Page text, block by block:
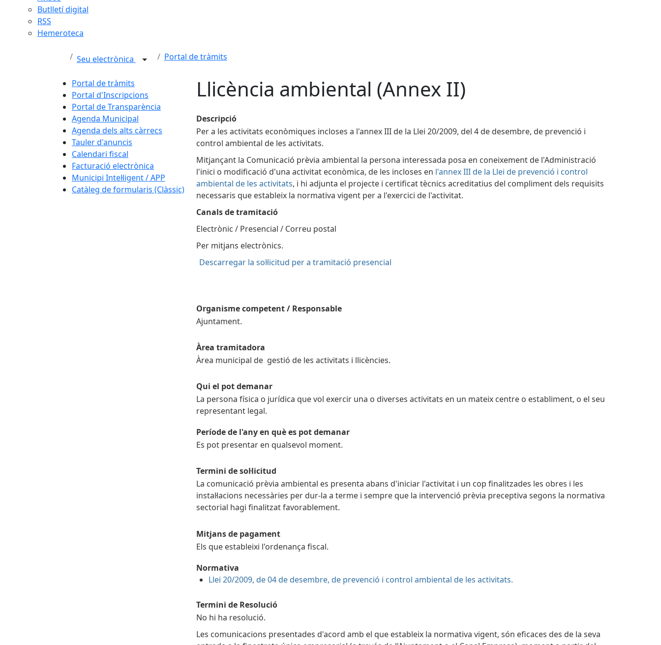
Butlletí digital
RSS
Hemeroteca
Seu electrònica Portal de tràmits
Portal de tràmits
Portal d'Inscripcions
Portal de Transparència
Agenda Municipal
Agenda dels alts càrrecs
Tauler d'anuncis
Calendari fiscal
Facturació electrònica
Municipi Intel·ligent / APP
Catàleg de formularis (Clàssic)
Llicència ambiental (Annex II)
Descripció
Per a les activitats econòmiques incloses a l'annex III de la Llei 20/2009, del 4 de desembre, de prevenció i
control ambiental de les activitats.
Mitjançant la Comunicació prèvia ambiental la persona interessada posa en coneixement de l'Administració
l'inici o modificació d'una activitat econòmica, de les incloses en l'annex III de la Llei de prevenció i control
ambiental de les activitats, i hi adjunta el projecte i certificat tècnics acreditatius del compliment dels requisits
necessaris que estableix la normativa vigent per a l'exercici de l'activitat.
Canals de tramitació
Electrònic / Presencial / Correu postal
Per mitjans electrònics.
Descarregar la sol·licitud per a tramitació presencial
Organisme competent / Responsable
Ajuntament.
Àrea tramitadora
Àrea municipal de gestió de les activitats i llicències.
Qui el pot demanar
La persona física o jurídica que vol exercir una o diverses activitats en un mateix centre o establiment, o el seu
representant legal.
Període de l'any en què es pot demanar
Es pot presentar en qualsevol moment.
Termini de sol·licitud
La comunicació prèvia ambiental es presenta abans d'iniciar l'activitat i un cop finalitzades les obres i les
instal·lacions necessàries per dur-la a terme i sempre que la intervenció prèvia preceptiva segons la normativa
sectorial hagi finalitzat favorablement.
Mitjans de pagament
Els que estableixi l'ordenança fiscal.
Normativa
Llei 20/2009, de 04 de desembre, de prevenció i control ambiental de les activitats.
Termini de Resolució
No hi ha resolució.
Les comunicacions presentades d'acord amb el que estableix la normativa vigent, són eficaces des de la seva